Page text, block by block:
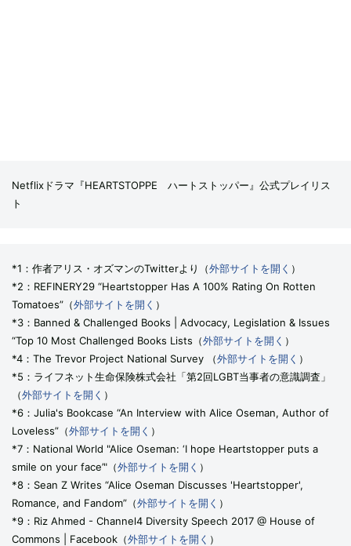
Netflixドラマ『HEARTSTOPPE ハートストッパー』公式プレイリス
ト
*1：作者アリス・オズマンのTwitterより（外部サイトを開く ）
*2：REFINERY29 “Heartstopper Has A 100% Rating On Rotten
Tomatoes”（外部サイトを開く ）
*3：Banned & Challenged Books | Advocacy, Legislation & Issues
“Top 10 Most Challenged Books Lists（外部サイトを開く ）
*4：The Trevor Project National Survey （外部サイトを開く ）
*5：ライフネット生命保険株式会社「第2回LGBT当事者の意識調査」
（外部サイトを開く ）
*6：Julia's Bookcase “An Interview with Alice Oseman, Author of
Loveless”（外部サイトを開く ）
*7：National World "Alice Oseman: ‘I hope Heartstopper puts a
smile on your face’"（外部サイトを開く ）
*8：Sean Z Writes “Alice Oseman Discusses 'Heartstopper',
Romance, and Fandom”（外部サイトを開く ）
*9：Riz Ahmed - Channel4 Diversity Speech 2017 @ House of
Commons | Facebook（外部サイトを開く ）